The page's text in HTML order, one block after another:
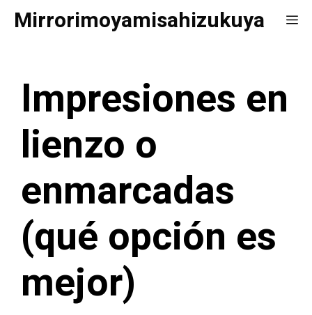
Saltar
Mirrorimoyamisahizukuya
Impresiones en
lienzo o
enmarcadas
(qué opción es
mejor)